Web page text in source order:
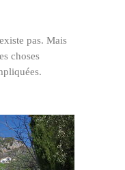
pas. Mais
choses